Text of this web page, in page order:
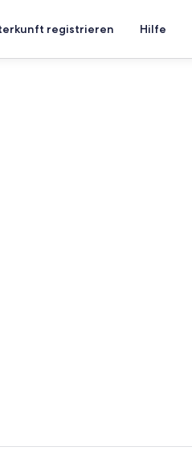
registrieren Hilfe